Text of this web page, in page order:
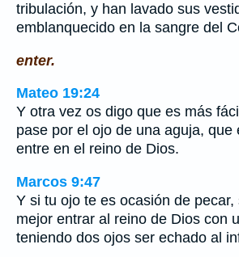
tribulación, y han lavado sus
emblanquecido en la sangre del
enter.
Mateo 19:24
Y otra vez os digo que es más
pase por el ojo de una aguja, que
entre en el reino de Dios.
Marcos 9:47
Y si tu ojo te es ocasión de
mejor entrar al reino de Dios con
teniendo dos ojos ser echado al